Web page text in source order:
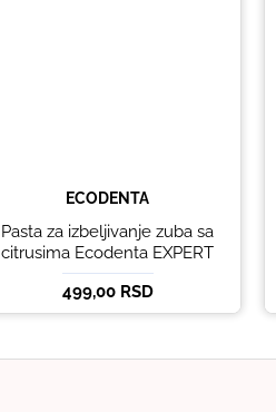
ECODENTA
Pasta za izbeljivanje zuba sa
citrusima Ecodenta EXPERT
LINE EXCEPTIONAL
WHITENING 100ml
499,00 RSD